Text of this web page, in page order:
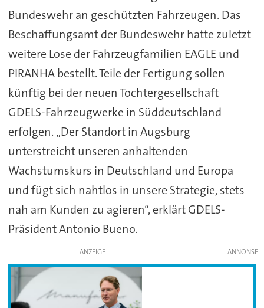
Bundeswehr an geschützten Fahrzeugen. Das
Beschaffungsamt der Bundeswehr hatte zuletzt
weitere Lose der Fahrzeugfamilien EAGLE und
PIRANHA bestellt. Teile der Fertigung sollen
künftig bei der neuen Tochtergesellschaft
GDELS-Fahrzeugwerke in Süddeutschland
erfolgen. „Der Standort in Augsburg
unterstreicht unseren anhaltenden
Wachstumskurs in Deutschland und Europa
und fügt sich nahtlos in unsere Strategie, stets
nah am Kunden zu agieren“, erklärt GDELS-
Präsident Antonio Bueno.
ANZEIGE